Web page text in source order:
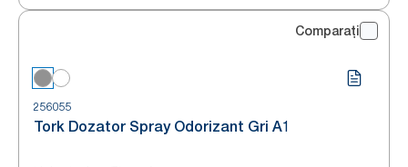
Comparați
256055
Tork Dozator Spray Odorizant Gri A1